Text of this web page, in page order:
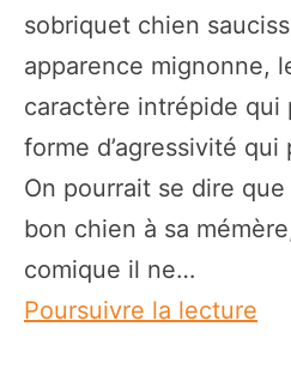
sobriquet chien
apparence mignonne,
caractère intrépide qui
forme d’agressivité
On pourrait se dire
bon chien à sa
comique il ne…
Poursuivre la lecture